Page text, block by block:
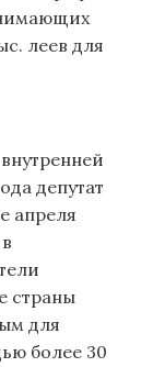
леев для
депутат
апреля
страны
для
более 30